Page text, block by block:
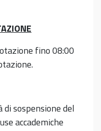
fino 08:00
di sospensione del
accademiche